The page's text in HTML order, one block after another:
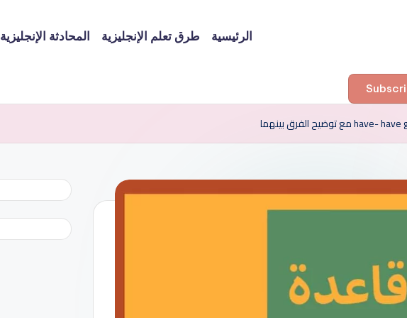
الرئيسية طرق تعلم الإنجليزية المحادثة الإنجليزية